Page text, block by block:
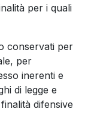
per i quali
conservati per
per
inerenti e
di legge e
difensive